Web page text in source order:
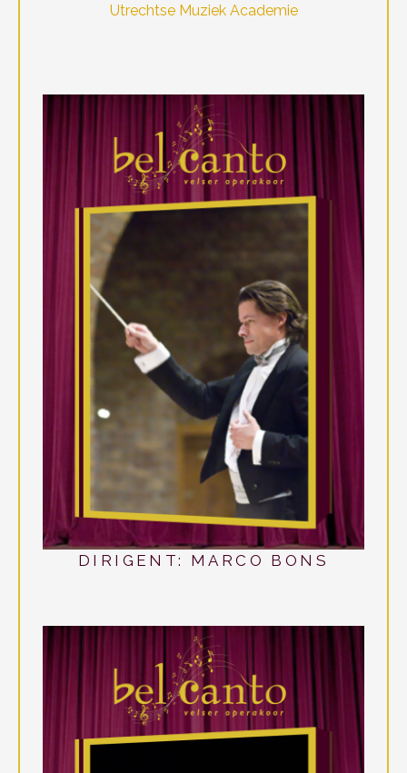
Utrechtse Muziek Academie
DIRIGENT: MARCO BONS